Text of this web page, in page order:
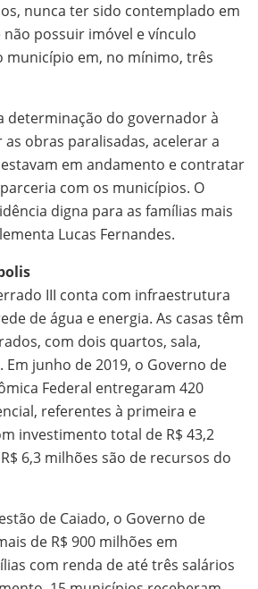
nunca ter sido contemplado em
possuir imóvel e vínculo
município em, no mínimo, três
determinação do governador à
obras paralisadas, acelerar a
em andamento e contratar
com os municípios. O
digna para as famílias mais
Lucas Fernandes.
III conta com infraestrutura
de água e energia. As casas têm
com dois quartos, sala,
Em junho de 2019, o Governo de
Federal entregaram 420
referentes à primeira e
investimento total de R$ 43,2
6,3 milhões são de recursos do
de Caiado, o Governo de
de R$ 900 milhões em
com renda de até três salários